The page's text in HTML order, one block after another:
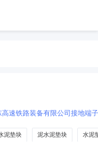
高速铁路装备有限公司接地端
泥垫块 泥水泥垫块 水泥